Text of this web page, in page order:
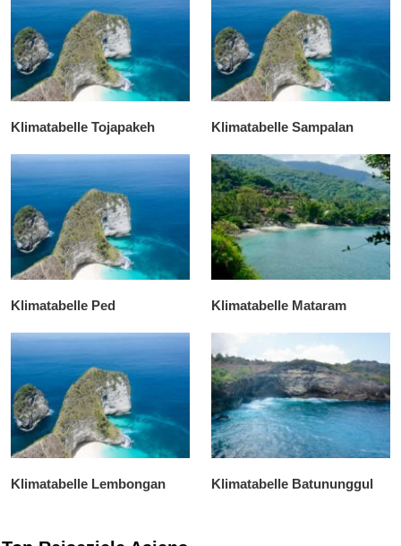
Klimatabelle Tojapakeh Klimatabelle Sampalan
Klimatabelle Ped Klimatabelle Mataram
Klimatabelle Lembongan Klimatabelle Batununggul